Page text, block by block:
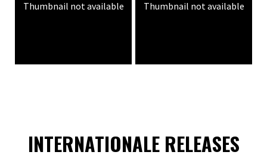
Thumbnail not available Thumbnail not available
INTERNATIONALE RELEASES